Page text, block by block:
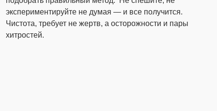
экспериментируйте не думая — и все получится.
Чистота, требует не жертв, а осторожности и пары
хитростей.